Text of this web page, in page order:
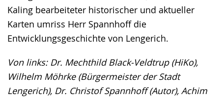
Kaling bearbeiteter historischer und aktueller
Karten umriss Herr Spannhoff die
Entwicklungsgeschichte von Lengerich.
Von links: Dr. Mechthild Black-Veldtrup (HiKo),
Wilhelm Möhrke (Bürgermeister der Stadt
Lengerich), Dr. Christof Spannhoff (Autor), Achim